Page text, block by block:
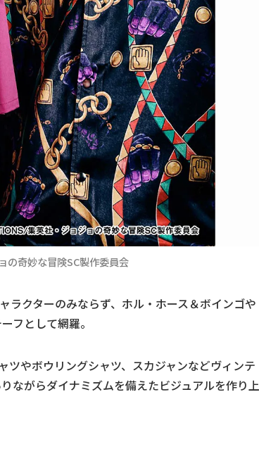
の奇妙な冒険SC製作委員会
ラクターのみならず、ホル・ホース＆ボインゴや
フとして網羅。
やボウリングシャツ、スカジャンなどヴィンテ
ながらダイナミズムを備えたビジュアルを作り上